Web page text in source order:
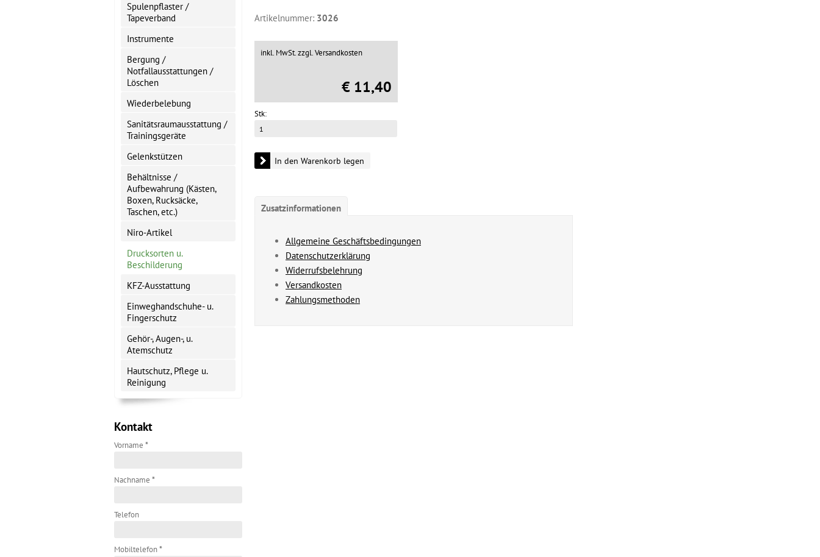
Spulenpflaster /
Tapeverband
Instrumente
Bergung /
Notfallausstattungen /
Löschen
Wiederbelebung
Sanitätsraumausstattung /
Trainingsgeräte
Gelenkstützen
Behältnisse /
Aufbewahrung (Kästen,
Boxen, Rucksäcke,
Taschen, etc.)
Niro-Artikel
Drucksorten u.
Beschilderung
KFZ-Ausstattung
Einweghandschuhe- u.
Fingerschutz
Gehör-, Augen-, u.
Atemschutz
Hautschutz, Pflege u.
Reinigung
Kontakt
Vorname *
Nachname *
Telefon
Mobiltelefon*
Artikelnummer: 3026
inkl. MwSt.zzgl. Versandkosten
€ 11,40
Stk:
In den Warenkorb legen
Zusatzinformationen
Allgemeine Geschäftsbedingungen
Datenschutzerklärung
Widerrufsbelehrung
Versandkosten
Zahlungsmethoden